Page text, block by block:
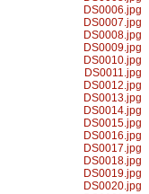
DS0006.jpg
DS0007.jpg
DS0008.jpg
DS0009.jpg
DS0010.jpg
DS0011.jpg
DS0012.jpg
DS0013.jpg
DS0014.jpg
DS0015.jpg
DS0016.jpg
DS0017.jpg
DS0018.jpg
DS0019.jpg
DS0020.jpg